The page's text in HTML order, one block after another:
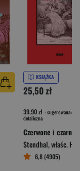
KSIĄŻKA
25,50 zł
39,90 zł - sugerowana cena
detaliczna
Czerwone i czarne
Stendhal,właśc. Henri
6,8 (4905)